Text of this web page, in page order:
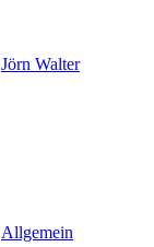
Jörn Walter
Allgemein